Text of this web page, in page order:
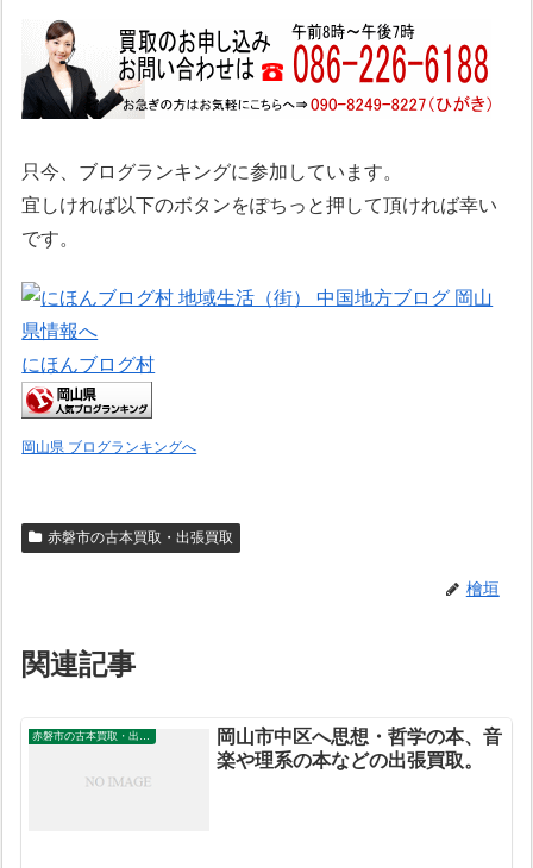
只今、ブログランキングに参加しています。
宜しければ以下のボタンをぽちっと押して頂ければ幸い
です。
にほんブログ村
岡山県 ブログランキングへ
赤磐市の古本買取・出張買取
檜垣
関連記事
赤磐市の古本買取・出張買取
岡山市中区へ思想・哲学の本、音
楽や理系の本などの出張買取。